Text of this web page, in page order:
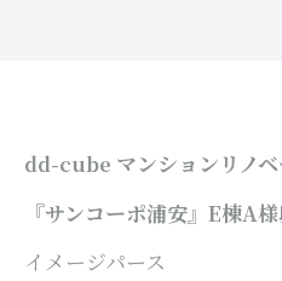
dd-cube マンションリノ
『サンコーポ浦安』E棟A
イメージパース